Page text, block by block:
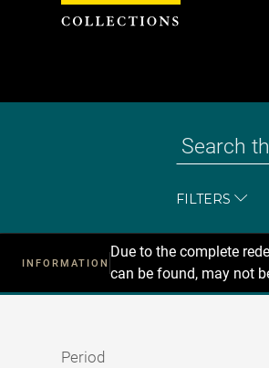
FILTERS
INFORMATION
Due to the complete
can be found, may not
Recherche
Period
Cookies management panel